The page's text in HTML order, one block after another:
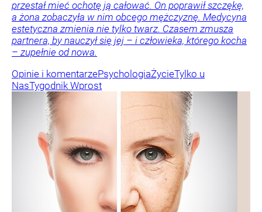
przestał mieć ochotę ją całować. On poprawił szczękę,
a żona zobaczyła w nim obcego mężczyznę. Medycyna
estetyczna zmienia nie tylko twarz. Czasem zmusza
partnera, by nauczył się jej – i człowieka, którego kocha
– zupełnie od nowa.
Opinie i komentarzePsychologiaŻycieTylko u
NasTygodnik Wprost